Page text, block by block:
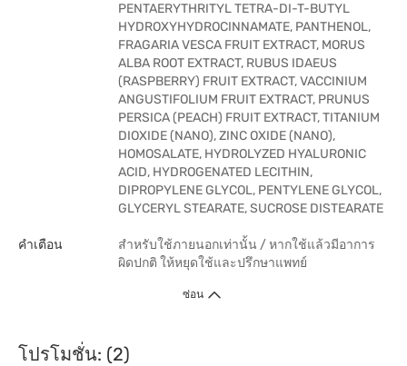
PENTAERYTHRITYL TETRA-DI-T-BUTYL
HYDROXYHYDROCINNAMATE, PANTHENOL,
FRAGARIA VESCA FRUIT EXTRACT, MORUS
ALBA ROOT EXTRACT, RUBUS IDAEUS
(RASPBERRY) FRUIT EXTRACT, VACCINIUM
ANGUSTIFOLIUM FRUIT EXTRACT, PRUNUS
PERSICA (PEACH) FRUIT EXTRACT, TITANIUM
DIOXIDE (NANO), ZINC OXIDE (NANO),
HOMOSALATE, HYDROLYZED HYALURONIC
ACID, HYDROGENATED LECITHIN,
DIPROPYLENE GLYCOL, PENTYLENE GLYCOL,
GLYCERYL STEARATE, SUCROSE DISTEARATE
คำเตือน
สำหรับใช้ภายนอกเท่านั้น / หากใช้แล้วมีอาการ
ผิดปกติ ให้หยุดใช้และปรึกษาแพทย์
ซ่อน
โปรโมชั่น: (2)